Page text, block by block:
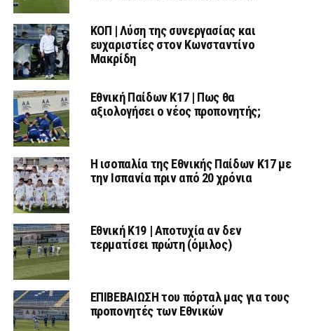
ΚΟΠ | Λύση της συνεργασίας και
ευχαριστίες στον Κωνσταντίνο
Μακρίδη
Εθνική Παίδων Κ17 | Πως θα
αξιολογήσει ο νέος προπονητής;
Η ισοπαλία της Εθνικής Παίδων Κ17 με
την Ισπανία πριν από 20 χρόνια
Εθνική Κ19 | Αποτυχία αν δεν
τερματίσει πρώτη (όμιλος)
ΕΠΙΒΕΒΑΙΩΣΗ του πόρταλ μας για τους
προπονητές των Εθνικών